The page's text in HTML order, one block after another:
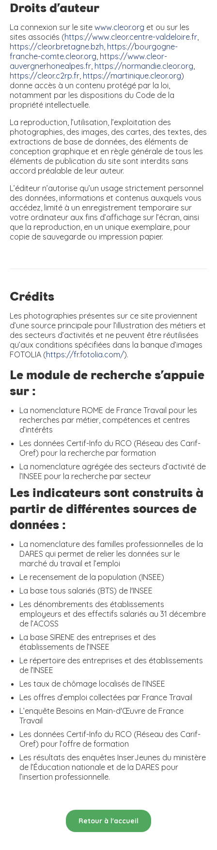
Droits d’auteur
La connexion sur le site www.cleor.org et ou sur les
sites associés (https://www.cleor.centre-valdeloire.fr,
https://cleor.bretagne.bzh, https://bourgogne-
franche-comte.cleor.org, https://www.cleor-
auvergnerhonealpes.fr, https://normandie.cleor.org,
https://cleor.c2rp.fr, https://martinique.cleor.org)
donne accès à un contenu protégé par la loi,
notamment par les dispositions du Code de la
propriété intellectuelle.
La reproduction, l’utilisation, l’exploitation des
photographies, des images, des cartes, des textes, des
extractions de base de données, des éléments de
conception graphique et en règle générale de tous les
éléments de publication du site sont interdits sans
accord préalable de leur auteur.
L’éditeur n’autorise qu’un usage strictement personnel
des données, informations et contenus auxquels vous
accédez, limité à un enregistrement temporaire sur
votre ordinateur aux fins d’affichage sur l’écran, ainsi
que la reproduction, en un unique exemplaire, pour
copie de sauvegarde ou impression papier.
Crédits
Les photographies présentes sur ce site proviennent
d’une source principale pour l’illustration des métiers et
des secteurs d’activités et ne peuvent être réutilisées
qu’aux conditions spécifiées dans la banque d’images
FOTOLIA (https://fr.fotolia.com/).
Le module de recherche s’appuie
sur :
La nomenclature ROME de France Travail pour les
recherches par métier, compétences et centres
d’intérêts
Les données Certif-Info du RCO (Réseau des Carif-
Oref) pour la recherche par formation
La nomenclature agrégée des secteurs d’activité de
l’INSEE pour la recherche par secteur
Les indicateurs sont construits à
partir de différentes sources de
données :
La nomenclature des familles professionnelles de la
DARES qui permet de relier les données sur le
marché du travail et l’emploi
Le recensement de la population (INSEE)
La base tous salariés (BTS) de l'INSEE
Les dénombrements des établissements
employeurs et des effectifs salariés au 31 décembre
de l’ACOSS
La base SIRENE des entreprises et des
établissements de l’INSEE
Le répertoire des entreprises et des établissements
de l’INSEE
Les taux de chômage localisés de l’INSEE
Les offres d’emploi collectées par France Travail
L’enquête Besoins en Main-d'Œuvre de France
Travail
Les données Certif-Info du RCO (Réseau des Carif-
Oref) pour l’offre de formation
Les résultats des enquêtes InserJeunes du ministère
de l’Éducation nationale et de la DARES pour
l’insertion professionnelle.
Retour à l'accueil